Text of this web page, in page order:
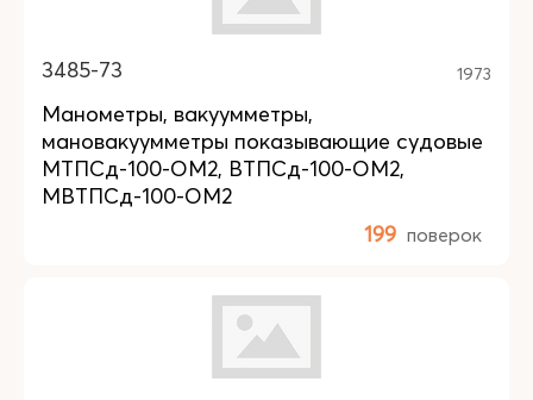
3485-73 1973
Манометры, вакуумметры,
мановакуумметры показывающие судовые
МТПСд-100-ОМ2, ВТПСд-100-ОМ2,
МВТПСд-100-ОМ2
199 поверок